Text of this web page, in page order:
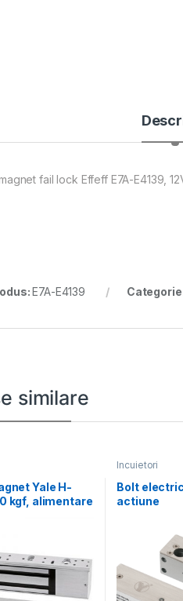
fail lock Effeff E7A-E4139,
E7A-E4139
similare
Yale H-
kgf, alimentare
Incuietori
Bolt
actiune